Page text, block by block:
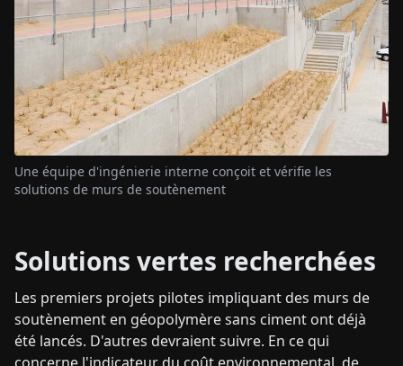
Une équipe d'ingénierie interne conçoit et vérifie les
solutions de murs de soutènement
Solutions vertes recherchées
Les premiers projets pilotes impliquant des murs de
soutènement en géopolymère sans ciment ont déjà
été lancés. D'autres devraient suivre. En ce qui
concerne l'indicateur du coût environnemental, de